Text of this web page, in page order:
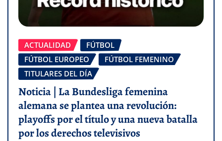
ACTUALIDAD
FÚTBOL
FÚTBOL EUROPEO
FÚTBOL FEMENINO
TITULARES DEL DÍA
Noticia | La Bundesliga femenina
alemana se plantea una revolución:
playoffs por el título y una nueva batalla
por los derechos televisivos